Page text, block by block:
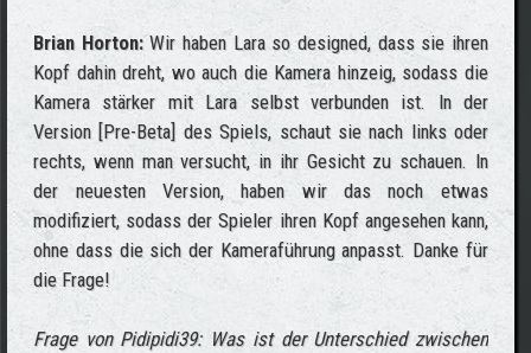
Brian Horton:Wir haben Lara so designed, dass sie ihren
Kopf dahin dreht, wo auch die Kamera hinzeig, sodass die
Kamera stärker mit Lara selbst verbunden ist. In der
Version [Pre-Beta] des Spiels, schaut sie nach links oder
rechts, wenn man versucht, in ihr Gesicht zu schauen. In
der neuesten Version, haben wir das noch etwas
modifiziert, sodass der Spieler ihren Kopf angesehen kann,
ohne dass die sich der Kameraführung anpasst. Danke für
die Frage!
Frage von Pidipidi39: Was ist der Unterschied zwischen